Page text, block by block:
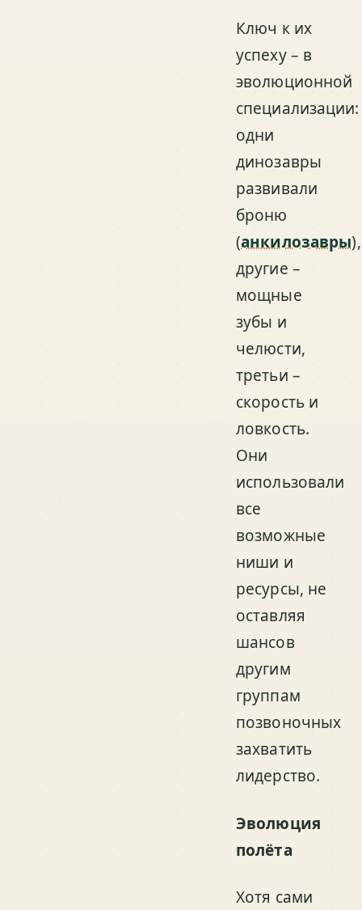
Ключ к их
успеху – в
эволюционной
специализации:
одни
динозавры
развивали
броню
(анкилозавры),
другие –
мощные
зубы и
челюсти,
третьи –
скорость и
ловкость.
Они
использовали
все
возможные
ниши и
ресурсы, не
оставляя
шансов
другим
группам
позвоночных
захватить
лидерство.
Эволюция
полёта
Хотя сами